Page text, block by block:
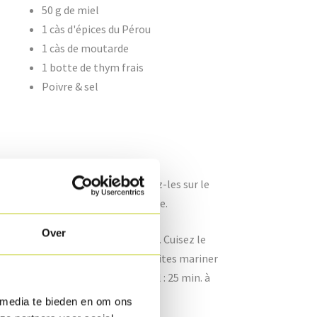
Over
te bieden en om ons
50 g de miel
1 càs d'épices du Pérou
1 càs de moutarde
1 botte de thym frais
Poivre & sel
du papier aluminium et déposez-les sur le
cuisson : ± 45 min. selon la taille.
épices du Pérou et la moutarde. Cuisez le
le ensuite de marinade. Faites mariner
(Temps de cuisson total : 25 min. à